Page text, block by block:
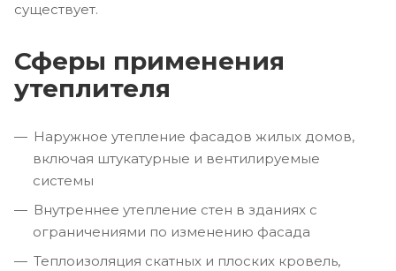
существует.
Сферы применения
утеплителя
Наружное утепление фасадов жилых домов,
включая штукатурные и вентилируемые
системы
Внутреннее утепление стен в зданиях с
ограничениями по изменению фасада
Теплоизоляция скатных и плоских кровель,